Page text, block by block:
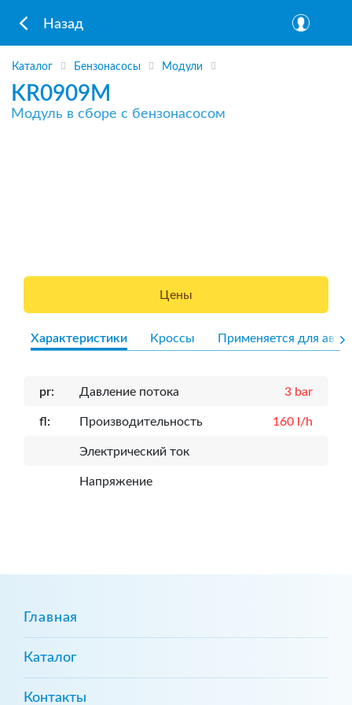
Назад
Каталог Бензонасосы Модули
KR0909M
Модуль в сборе с бензонасосом
Цены
Характеристики Кроссы Применяется для авто
pr: Давление потока 3 bar
fl: Производительность 160 l/h
Электрический ток
Напряжение
Главная
Каталог
Контакты